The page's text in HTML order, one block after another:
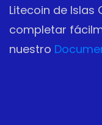
Litecoin de Islas
completar
nuestro